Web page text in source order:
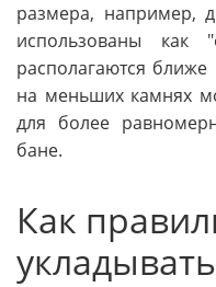
размера, например,
использованы как
располагаются
на меньших камнях
для более
бане.
Как